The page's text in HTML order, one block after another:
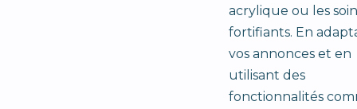
acrylique ou les
fortifiants. En
vos annonces et en
utilisant des
fonctionnalités